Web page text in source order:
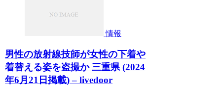
情報
男性の放射線技師が女性の下着や
着替える姿を盗撮か 三重県 (2024
年6月21日掲載) – livedoor